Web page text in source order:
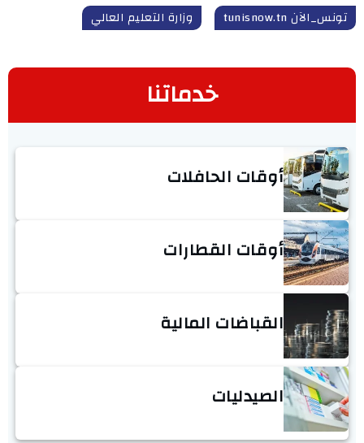
تونس_الآن tunisnow.tn
وزارة التعليم العالي
خدماتنا
أوقات الحافلات
أوقات القطارات
القباضات المالية
الصيدليات